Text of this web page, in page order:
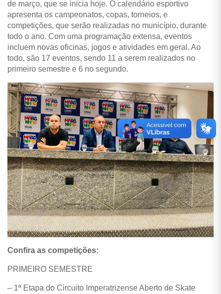
de março, que se inicia hoje. O calendário esportivo
apresenta os campeonatos, copas, torneios, e
competições, que serão realizadas no município, durante
todo o ano. Com uma programação extensa, eventos
incluem novas oficinas, jogos e atividades em geral. Ao
todo, são 17 eventos, sendo 11 a serem realizados no
primeiro semestre e 6 no segundo.
Confira as competições:
PRIMEIRO SEMESTRE
– 1ª Etapa do Circuito Imperatrizense Aberto de Skate